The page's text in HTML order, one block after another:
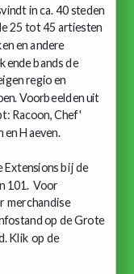
in ca. 40 steden
25 tot 45 artiesten
en andere
bands de
regio en
Voorbeelden uit
Racoon, Chef'
en Haeven.
bij de
101. Voor
merchandise
op de Grote
Klik op de